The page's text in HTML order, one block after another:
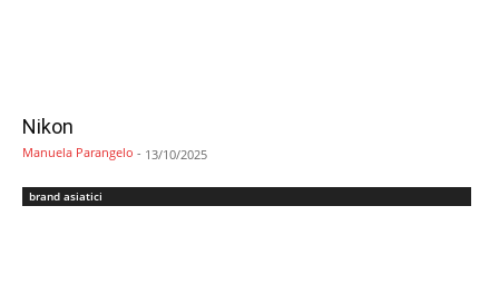
Nikon
Manuela Parangelo - 13/10/2025
brand asiatici